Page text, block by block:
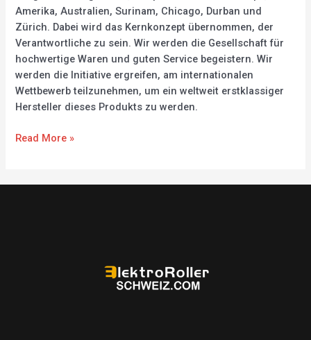
Amerika, Australien, Surinam, Chicago, Durban und
Zürich. Dabei wird das Kernkonzept übernommen, der
Verantwortliche zu sein. Wir werden die Gesellschaft für
hochwertige Waren und guten Service begeistern. Wir
werden die Initiative ergreifen, am internationalen
Wettbewerb teilzunehmen, um ein weltweit erstklassiger
Hersteller dieses Produkts zu werden.
Read More »